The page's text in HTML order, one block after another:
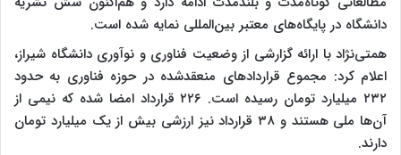
دانشگاه در پایگاه‌های معتبر بین‌المللی نمایه شده است.
همتی‌نژاد با ارائه گزارشی از وضعیت فناوری و نوآوری دانشگاه شیراز،
اعلام کرد: مجموع قراردادهای منعقدشده در حوزه فناوری به حدود
۲۳۲ میلیارد تومان رسیده است. ۲۲۶ قرارداد امضا شده که نیمی از
آن‌ها ملی هستند و ۳۸ قرارداد نیز ارزشی بیش از یک میلیارد تومان
دارند.